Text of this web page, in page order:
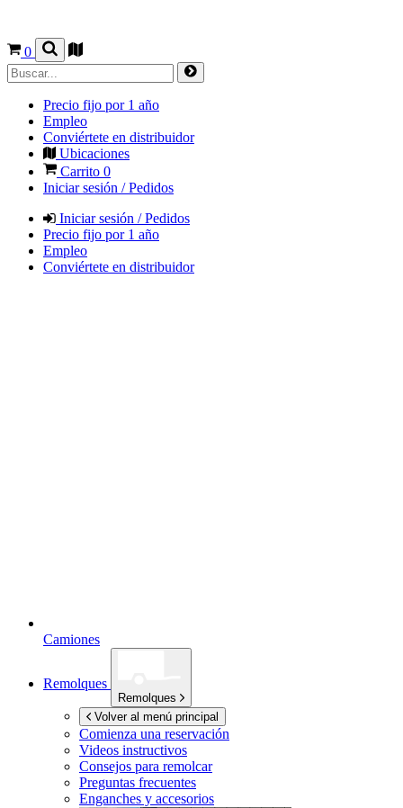
0
Precio fijo por 1 año
Empleo
Conviértete en distribuidor
Ubicaciones
Carrito 0
Iniciar sesión / Pedidos
Iniciar sesión / Pedidos
Precio fijo por 1 año
Empleo
Conviértete en distribuidor
Camiones
Remolques
Remolques
Volver al menú principal
Comienza una reservación
Videos instructivos
Consejos para remolcar
Preguntas frecuentes
Enganches y accesorios